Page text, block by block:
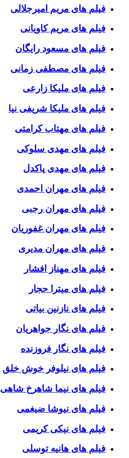
فیلم های مریم امیرجلالی
فیلم های مریم کاویانی
فیلم های مسعود رایگان
فیلم های مصطفی زمانی
فیلم های ملیکا زارعی
فیلم های ملیکا شریفی نیا
فیلم های مهتاب کرامتی
فیلم های مهدی سلوکی
فیلم های مهدی پاکدل
فیلم های مهران احمدی
فیلم های مهران رجبی
فیلم های مهران غفوریان
فیلم های مهران مدیری
فیلم های مهناز افشار
فیلم های میترا حجار
فیلم های نازنین بیاتی
فیلم های نگار جواهریان
فیلم های نگار فروزنده
فیلم های نیلوفر خوش خلق
فیلم های نیما شاهرخ شاهی
فیلم های نیوشا ضیغمی
فیلم های نیکی کریمی
فیلم های هانیه توسلی